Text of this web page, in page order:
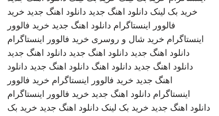
خرید بک لینک دانلود اهنگ جدید دانلود اهنگ جدید خرید
فالوور اینستاگرام دانلود اهنگ جدید خرید فالوور
اینستاگرام خرید شال و روسری خرید فالوور اینستاگرام
دانلود اهنگ جدید دانلود اهنگ جدید دانلود اهنگ جدید
دانلود اهنگ جدید دانلود اهنگ دانلود اهنگ جدید دانلود
اهنگ جدید خرید فالوور اینستاگرام خرید فالوور
اینستاگرام دانلود اهنگ جدید خرید فالوور اینستاگرام
دانلود اهنگ جدید خرید بک لینک دانلود اهنگ جدید خرید بک